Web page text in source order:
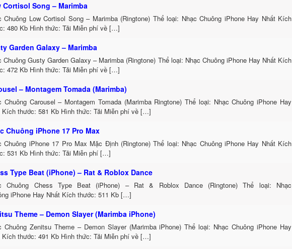
Cortisol Song – Marimba
Chuông Low Cortisol Song – Marimba (Ringtone) Thể loại: Nhạc Chuông iPhone Hay Nhất Kích
480 Kb Hình thức: Tải Miễn phí về […]
Garden Galaxy – Marimba
Chuông Gusty Garden Galaxy – Marimba (Ringtone) Thể loại: Nhạc Chuông iPhone Hay Nhất Kích
472 Kb Hình thức: Tải Miễn phí về […]
– Montagem Tomada (Marimba)
Chuông Carousel – Montagem Tomada (Marimba Ringtone) Thể loại: Nhạc Chuông iPhone Hay
Kích thước: 581 Kb Hình thức: Tải Miễn phí về […]
Chuông iPhone 17 Pro Max
Chuông iPhone 17 Pro Max Mặc Định (Ringtone) Thể loại: Nhạc Chuông iPhone Hay Nhất Kích
531 Kb Hình thức: Tải Miễn phí […]
Type Beat (iPhone) – Rat & Roblox Dance
Chuông Chess Type Beat (iPhone) – Rat & Roblox Dance (Ringtone) Thể loại: Nhạc
iPhone Hay Nhất Kích thước: 511 Kb […]
Theme – Demon Slayer (Marimba iPhone)
Chuông Zenitsu Theme – Demon Slayer (Marimba iPhone) Thể loại: Nhạc Chuông iPhone Hay
Kích thước: 491 Kb Hình thức: Tải Miễn phí về […]